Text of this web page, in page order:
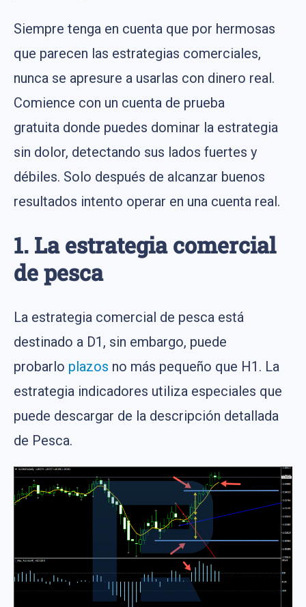
Siempre tenga en cuenta que por hermosas
que parecen las estrategias comerciales,
nunca se apresure a usarlas con dinero real.
Comience con un cuenta de prueba
gratuita donde puedes dominar la estrategia
sin dolor, detectando sus lados fuertes y
débiles. Solo después de alcanzar buenos
resultados intento operar en una cuenta real.
1. La estrategia comercial
de pesca
La estrategia comercial de pesca está
destinado a D1, sin embargo, puede
probarlo plazos no más pequeño que H1. La
estrategia indicadores utiliza especiales que
puede descargar de la descripción detallada
de Pesca.